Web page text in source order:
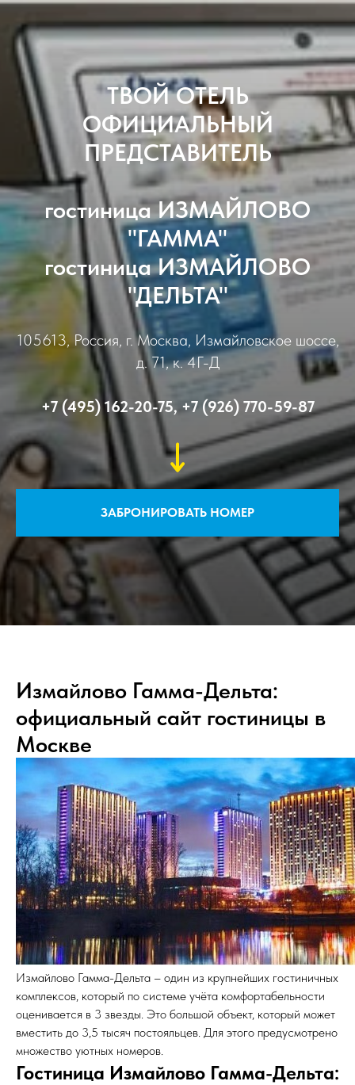
ТВОЙ ОТЕЛЬ
ОФИЦИАЛЬНЫЙ
ПРЕДСТАВИТЕЛЬ
гостиница ИЗМАЙЛОВО
"ГАММА"
гостиница ИЗМАЙЛОВО
"ДЕЛЬТА"
105613, Россия, г. Москва, Измайловское шоссе,
д. 71, к. 4Г-Д
+7 (495) 162-20-75, +7 (926) 770-59-87
ЗАБРОНИРОВАТЬ НОМЕР
Измайлово Гамма-Дельта:
официальный сайт гостиницы в
Москве
Измайлово Гамма-Дельта – один из крупнейших гостиничных
комплексов, который по системе учёта комфортабельности
оценивается в 3 звезды. Это большой объект, который может
вместить до 3,5 тысяч постояльцев. Для этого предусмотрено
множество уютных номеров.
Гостиница Измайлово Гамма-Дельта: